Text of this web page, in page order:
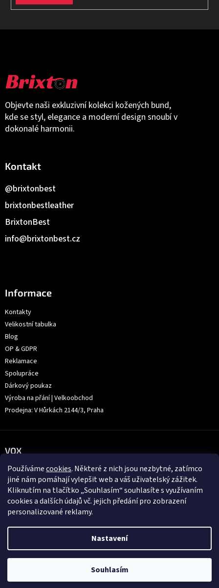
Používámecookies. Některé z nich jsou nezbytné, zatímco
jiné nám pomáhají vylepšit web a váš uživatelský zážitek.
Kliknutím na tlačítko „Souhlasím“ souhlasíte s využívaním
cookies a dalších údajů vč. jejich předání pro zobrazení
personalizované reklamy.
Nastavení
Souhlasím
Objevte naši exkluzivní kolekci kožených bund,
kde se styl, elegance a moderní design snoubí v
dokonalé harmonii.
Kontakt
info@brixtonbest.cz
BrixtonBest
brixtonbestleather
@brixtonbest
Informace
Kontakty
Velikostní tabulka
Blog
OP & GDPR
Reklamace
Spolupráce
Dárkový poukaz
Výroba na přání | Velkoobchod
Prodejna: V Hůrkách 2144/3, Praha
VOX